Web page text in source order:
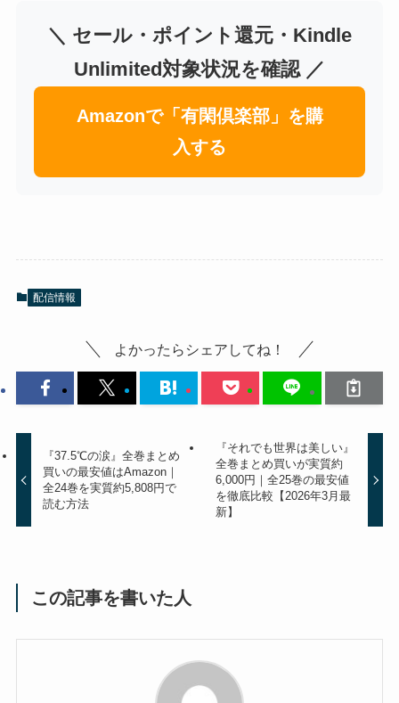
＼ セール・ポイント還元・Kindle
Unlimited対象状況を確認 ／
Amazonで「有閑倶楽部」を購
入する
配信情報
よかったらシェアしてね！
『37.5℃の涙』全巻まとめ
買いの最安値はAmazon｜
全24巻を実質約5,808円で
読む方法
『それでも世界は美しい』
全巻まとめ買いが実質約
6,000円｜全25巻の最安値
を徹底比較【2026年3月最
新】
この記事を書いた人